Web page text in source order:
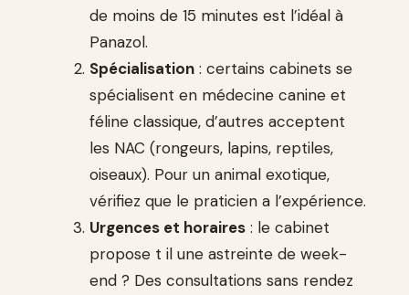
de moins de 15 minutes est l’idéal à
Panazol.
Spécialisation : certains cabinets se
spécialisent en médecine canine et
féline classique, d’autres acceptent
les NAC (rongeurs, lapins, reptiles,
oiseaux). Pour un animal exotique,
vérifiez que le praticien a l’expérience.
Urgences et horaires : le cabinet
propose t il une astreinte de week-
end ? Des consultations sans rendez